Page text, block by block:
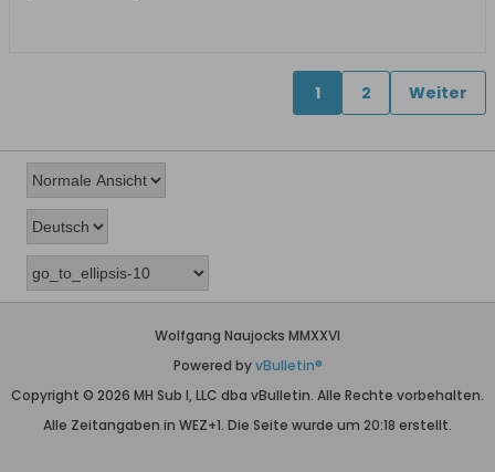
1 2 Weiter
Wolfgang Naujocks MMXXVI
Powered byvBulletin®
Copyright © 2026 MH Sub I, LLC dba vBulletin. Alle Rechte vorbehalten.
Alle Zeitangaben in WEZ+1. Die Seite wurde um 20:18 erstellt.